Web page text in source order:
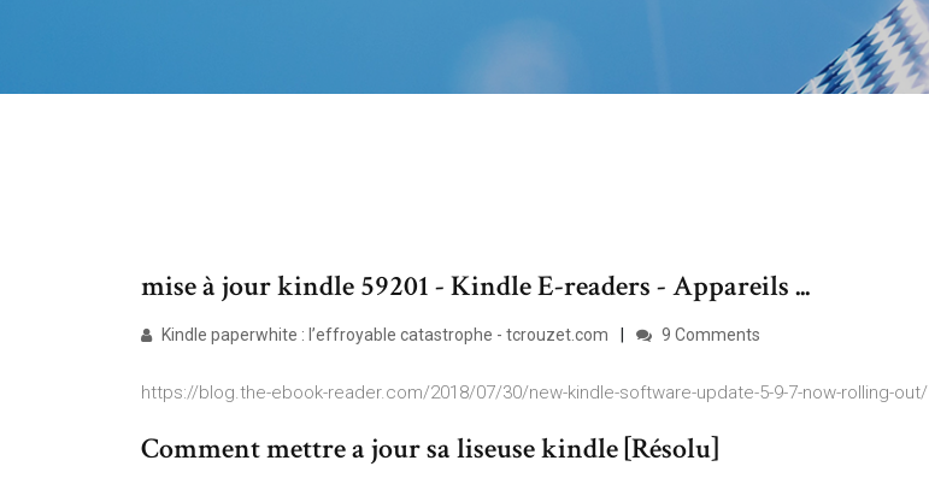
mise à jour kindle 59201 - Kindle E-readers - Appareils ...
Kindle paperwhite : l’effroyable catastrophe - tcrouzet.com 9 Comments
https://blog.the-ebook-reader.com/2018/07/30/new-kindle-software-update-5-9-7-now-rolling-out/
Comment mettre a jour sa liseuse kindle [Résolu]